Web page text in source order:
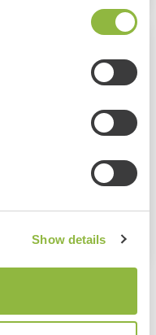
Show details
Schaarsbergen
ticket Park